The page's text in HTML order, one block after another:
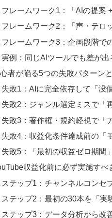
フレームワーク1：「AIの提案
フレームワーク2：「声・テロ
フレームワーク3：企画段階で
実例：同じAIツールでも差が
者が陥る5つの失敗パターン
失敗1：AIに完全依存して「没
失敗2：ジャンル選定ミスで「
失敗3：著作権・規約軽視で「
失敗4：収益化条件達成前の「
失敗5：「最初の収益ゼロ期間
収益化前に必ず実施すべ
ステップ1：チャンネルコンセ
ステップ2：最初の30本を「実
ステップ3：データ分析から改